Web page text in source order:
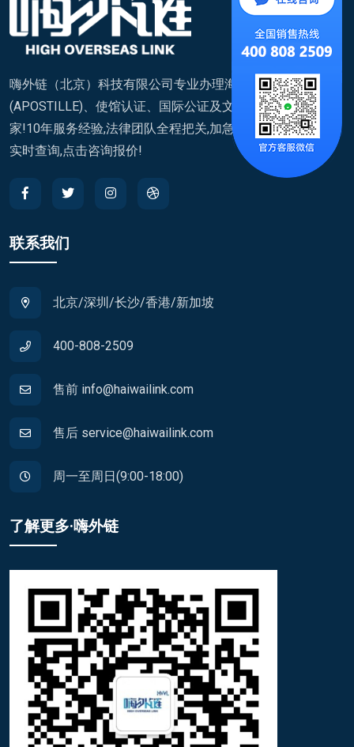
嗨外链（北京）科技有限公司专业办理海牙认证
(APOSTILLE)、使馆认证、国际公证及文件翻译,覆盖200+国
家!10年服务经验,法律团队全程把关,加急通道快至7天,进度
实时查询,点击咨询报价!
联系我们
北京/深圳/长沙/香港/新加坡
400-808-2509
售前 info@haiwailink.com
售后 service@haiwailink.com
周一至周日(9:00-18:00)
了解更多·嗨外链